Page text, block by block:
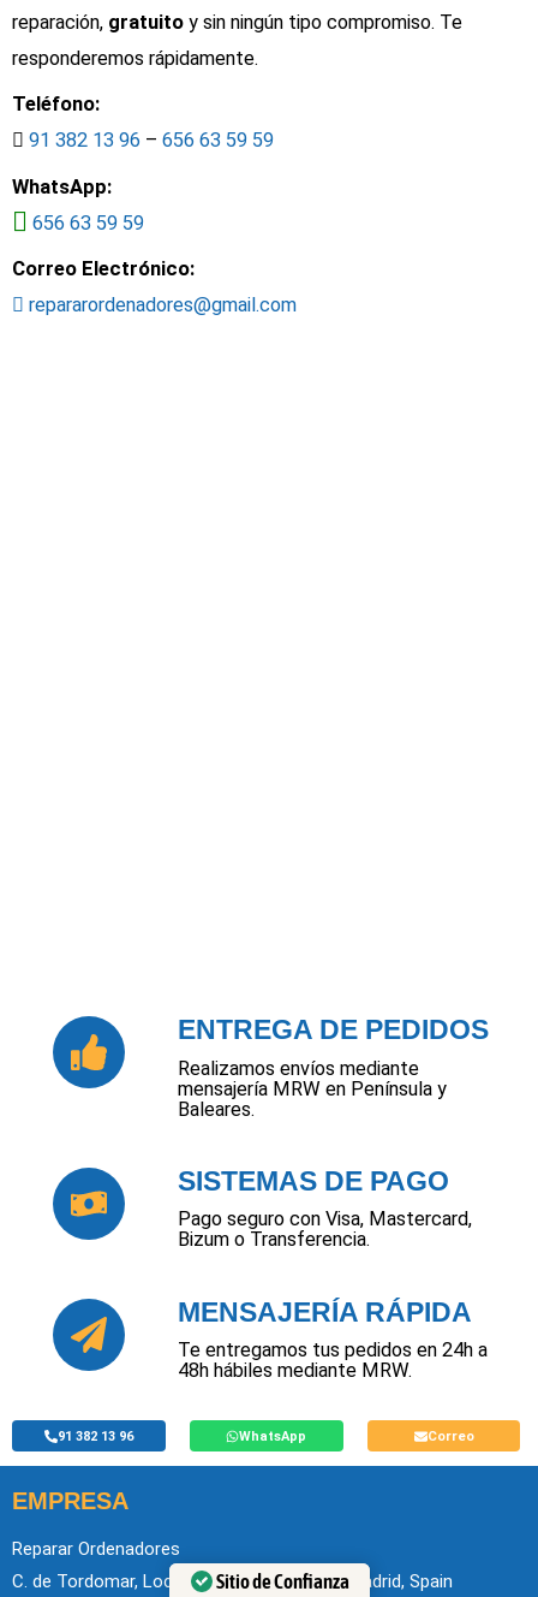
reparación, gratuito y sin ningún tipo compromiso. Te
responderemos rápidamente.
Teléfono:
91 382 13 96 – 656 63 59 59
WhatsApp:
656 63 59 59
Correo Electrónico:
repararordenadores@gmail.com
ENTREGA DE PEDIDOS
Realizamos envíos mediante
mensajería MRW en Península y
Baleares.
SISTEMAS DE PAGO
Pago seguro con Visa, Mastercard,
Bizum o Transferencia.
MENSAJERÍA RÁPIDA
Te entregamos tus pedidos en 24h a
48h hábiles mediante MRW.
91 382 13 96 WhatsApp Correo
EMPRESA
Reparar Ordenadores
C. de Tordomar, Local 5, Hortaleza, 28043 Madrid, Spain
Sitio de Confianza